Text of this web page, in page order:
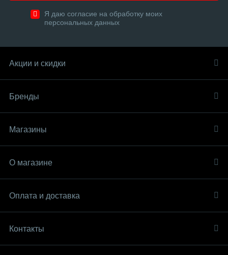
Я даю согласие на обработку моих
персональных данных
Акции и скидки
Бренды
Магазины
О магазине
Оплата и доставка
Контакты